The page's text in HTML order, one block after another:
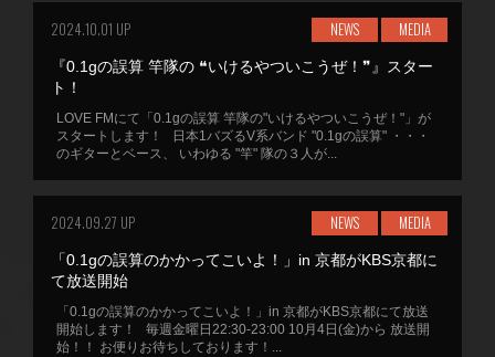
2024.10.01 UP NEWS MEDIA
『0.1gの誤算 竿隊の ❝いけるやついこうぜ！❞』スター
ト！
LOVE FMにて「0.1gの誤算 竿隊の"いけるやついこうぜ！"」が
スタートします！ 日本1バズるV系バンド "0.1gの誤算" ・・・
のギターとベース、 いわゆる "竿" 隊の３人が...
2024.09.27 UP NEWS MEDIA
「0.1gの誤算のかかってこいよ！」in 京都がKBS京都に
て放送開始
「0.1gの誤算のかかってこいよ！」in 京都がKBS京都にて放送
開始します！ 毎週金曜日22:30-23:00 10月4日(金)から 放送開
始！！ お便りお待ちしております！...